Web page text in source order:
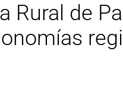
Rural de